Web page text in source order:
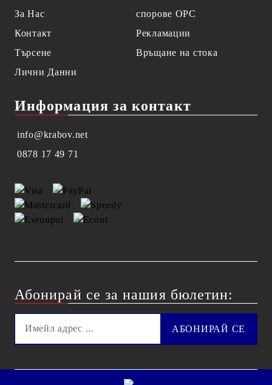
За Нас
Контакт
Търсене
Лични Данни
спорове OPC
Рекламации
Връщане на стока
Информация за контакт
info@krabov.net
0878 17 49 71
Абонирай се за нашия бюлетин: